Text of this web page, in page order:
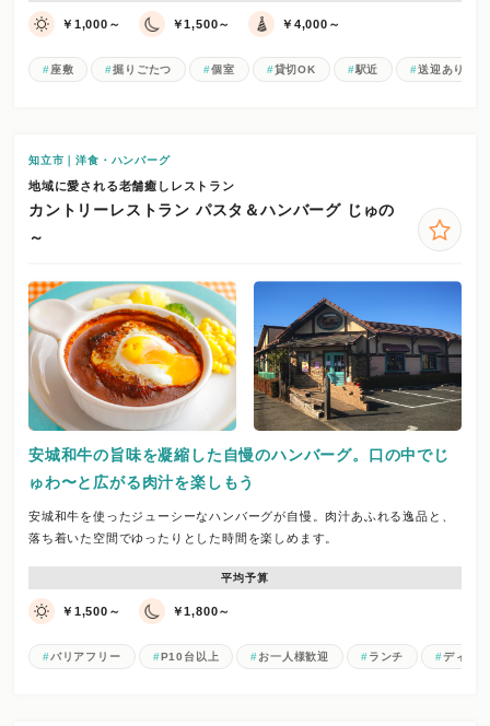
￥1,000～ ￥1,500～ ￥4,000～
座敷 掘りごたつ 個室 貸切OK 駅近 送迎あり
知立市｜洋食・ハンバーグ
地域に愛される老舗癒しレストラン
カントリーレストラン パスタ＆ハンバーグ じゅの
～
安城和牛の旨味を凝縮した自慢のハンバーグ。口の中でじ
ゅわ〜と広がる肉汁を楽しもう
安城和牛を使ったジューシーなハンバーグが自慢。肉汁あふれる逸品と、
落ち着いた空間でゆったりとした時間を楽しめます。
平均予算
￥1,500～ ￥1,800～
バリアフリー P10台以上 お一人様歓迎 ランチ ディナー